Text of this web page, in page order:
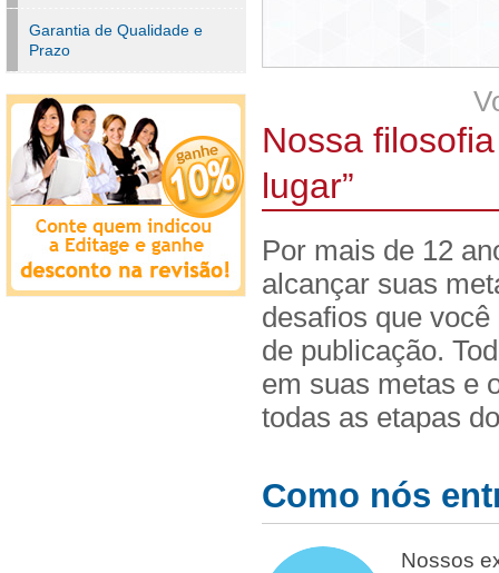
Garantia de Qualidade e
Prazo
Nossa
lugar”
Por mais de 12
alcançar suas
desafios que
de publicação.
em suas metas e
todas as etapas
Como nós
Nossos